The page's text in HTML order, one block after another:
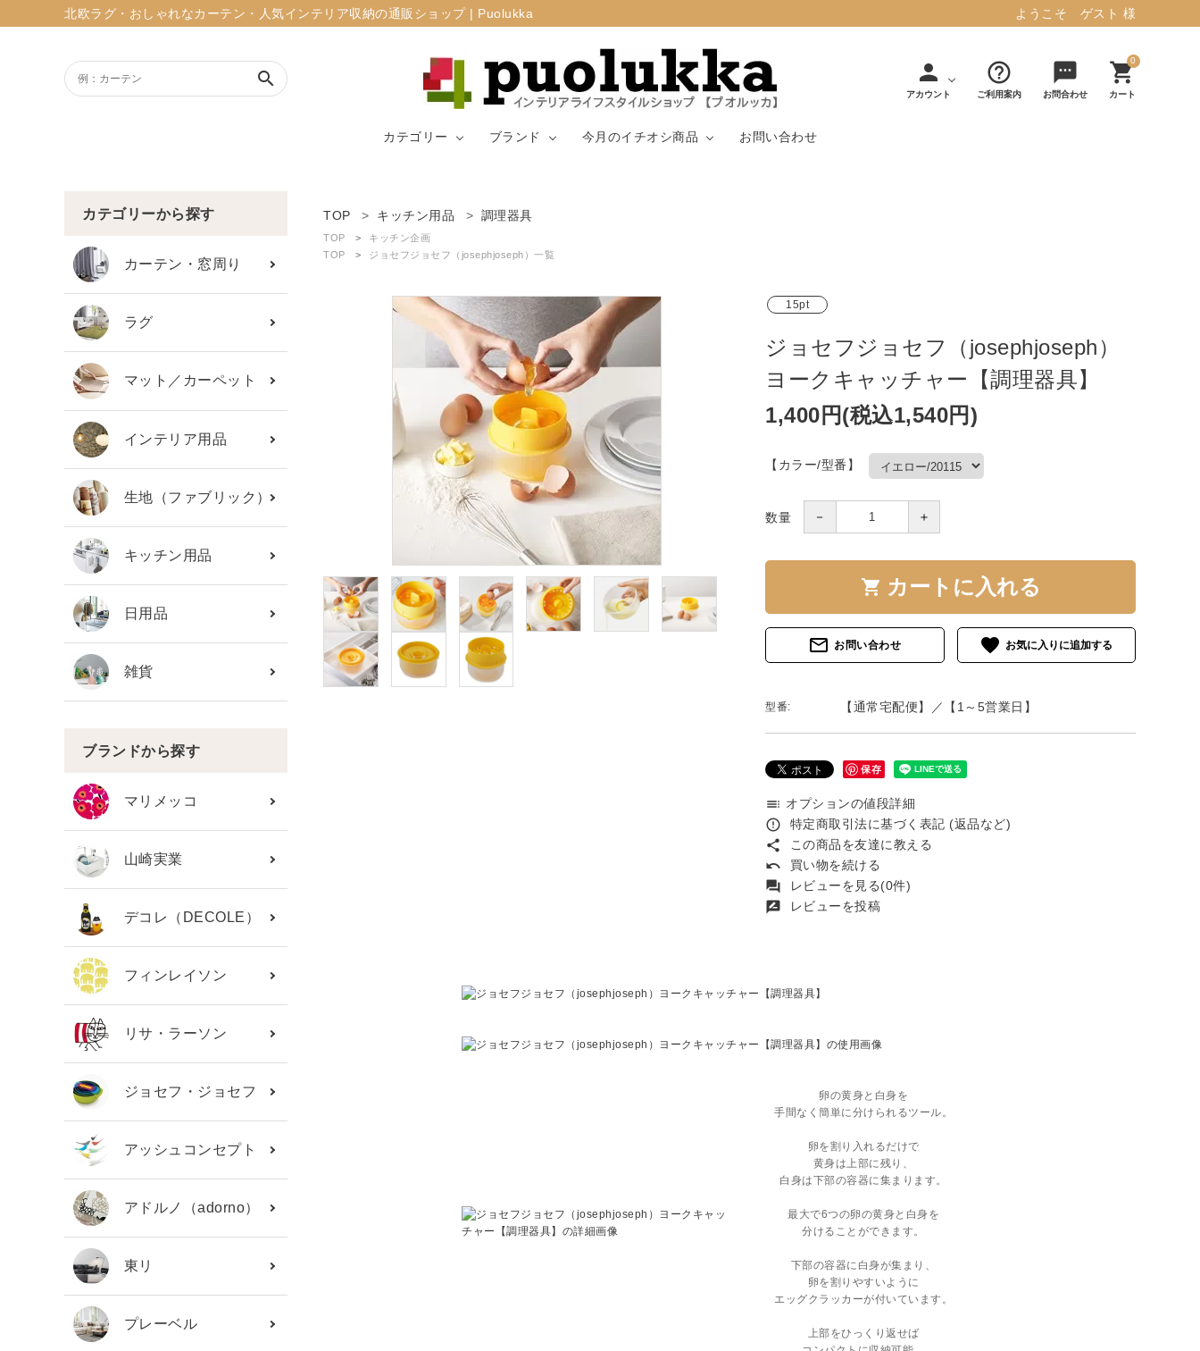
北欧ラグ・おしゃれなカーテン・人気インテリア収納の通販ショップ | Puolukka ようこそ ゲスト 様
search person
アカウント
help_outline
ご利用案内
sms
お問合わせ
0
shopping_cart
カート
カテゴリー
カーテン・窓周
ック）
ブランド
ョセフ
今月のイチオシ商品
詳しく見る
お問い合わせ
ようこそ ゲスト 様
ログイン person 新規会員登録
カテゴリーから探す
ブランド
ガイドライン
カテゴリーから探す
カーテン・窓周り
ラグ
マット／カーペット
インテリア用品
生地（ファブリック）
キッチン用品
日用品
雑貨
ブランドから探す
マリメッコ
山崎実業
デコレ（DECOLE）
フィンレイソン
リサ・ラーソン
ジョセフ・ジョセフ
アッシュコンセプト
アドルノ（adorno）
東リ
プレーベル
TOP キッチン用品 調理器具
TOP
キッチン企画
TOP
ジョセフジョセフ（josephjoseph）一覧
15pt
ジョセフジョセフ（josephjoseph）
ヨークキャッチャー【調理器具】
1,400円(税込1,540円)
【カラー/型番】
数量 － ＋
shopping_cart カートに入れる
mail_outline お問い合わせ favorite
型番: 【通常宅配便】／【1～5営業日】
保存
toc オプションの値段詳細
error_outline 特定商取引法に基づく表記 (返品など)
share この商品を友達に教える
undo 買い物を続ける
forum レビューを見る(0件)
rate_review レビューを投稿
卵の黄身と白身を
手間なく簡単に分けられるツール。
卵を割り入れるだけで
黄身は上部に残り、
白身は下部の容器に集まります。
最大で6つの卵の黄身と白身を
分けることができます。
下部の容器に白身が集まり、
卵を割りやすいように
エッグクラッカーが付いています。
上部をひっくり返せば